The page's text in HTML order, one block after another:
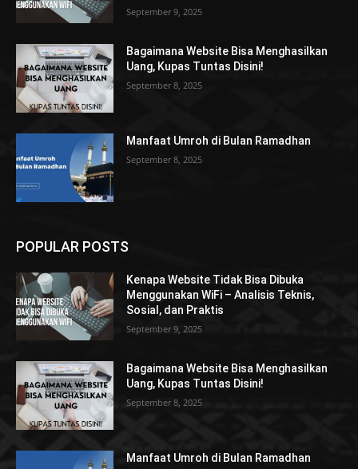
September 9, 2025
Bagaimana Website Bisa Menghasilkan
Uang, Kupas Tuntas Disini!
September 8, 2025
Manfaat Umroh di Bulan Ramadhan
September 8, 2025
POPULAR POSTS
Kenapa Website Tidak Bisa Dibuka
Menggunakan WiFi – Analisis Teknis,
Sosial, dan Praktis
September 9, 2025
Bagaimana Website Bisa Menghasilkan
Uang, Kupas Tuntas Disini!
September 8, 2025
Manfaat Umroh di Bulan Ramadhan